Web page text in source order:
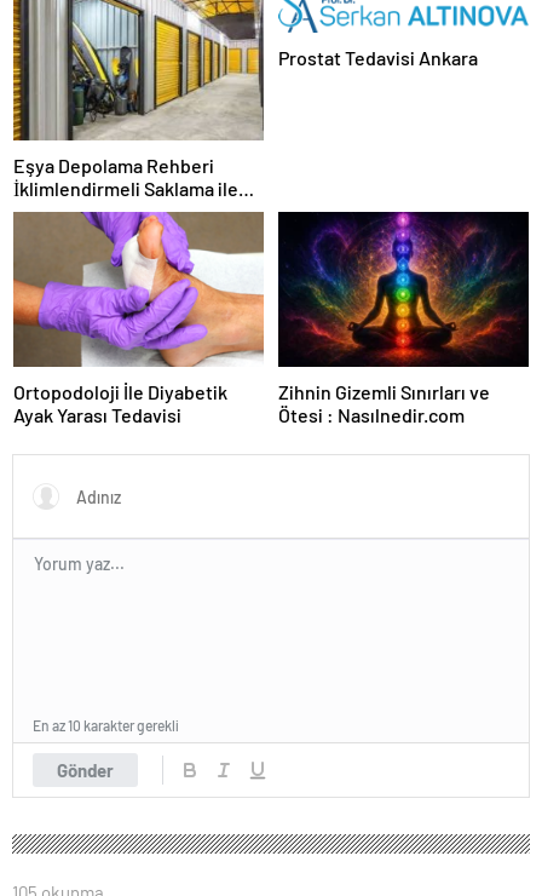
Eşya Depolama Rehberi
İklimlendirmeli Saklama ile
Güvenli Kullanım
Prostat Tedavisi Ankara
Ortopodoloji İle Diyabetik
Ayak Yarası Tedavisi
Zihnin Gizemli Sınırları ve
Ötesi : Nasılnedir.com
Gönder
En az 10 karakter gerekli